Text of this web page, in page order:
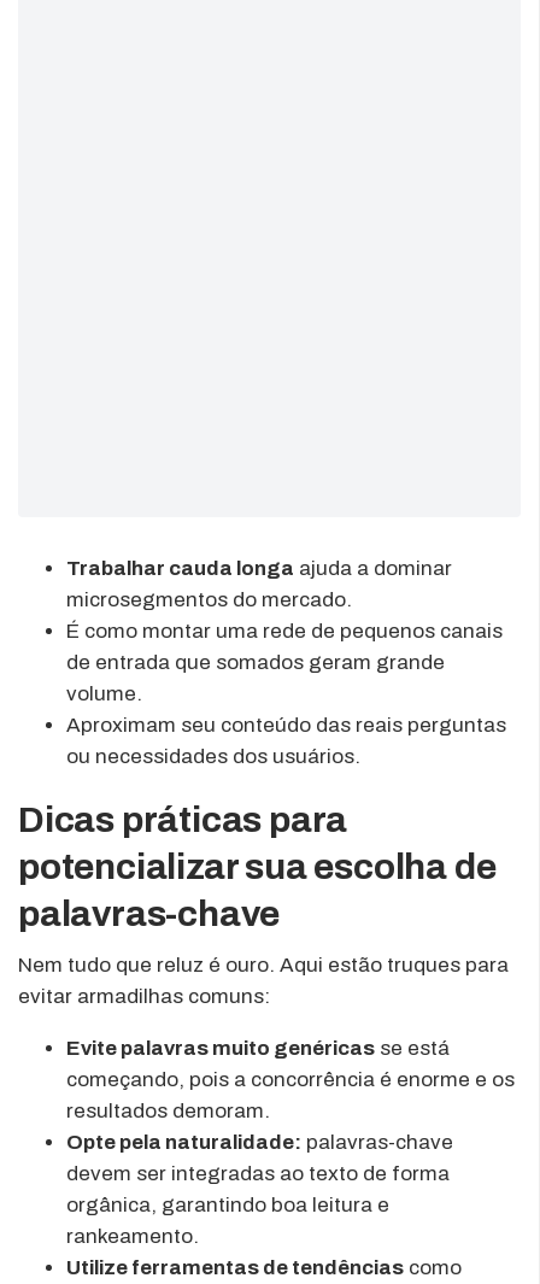
Trabalhar cauda longa ajuda a dominar
microsegmentos do mercado.
É como montar uma rede de pequenos canais
de entrada que somados geram grande
volume.
Aproximam seu conteúdo das reais perguntas
ou necessidades dos usuários.
Dicas práticas para
potencializar sua escolha de
palavras-chave
Nem tudo que reluz é ouro. Aqui estão truques para
evitar armadilhas comuns:
Evite palavras muito genéricas se está
começando, pois a concorrência é enorme e os
resultados demoram.
Opte pela naturalidade: palavras-chave
devem ser integradas ao texto de forma
orgânica, garantindo boa leitura e
rankeamento.
Utilize ferramentas de tendências como